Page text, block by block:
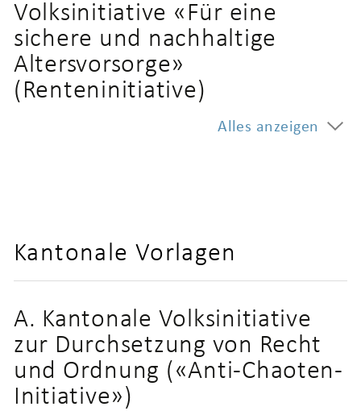
Volksinitiative «Für eine
sichere und nachhaltige
Altersvorsorge»
(Renteninitiative)
Alles anzeigen
Kantonale Vorlagen
A. Kantonale Volksinitiative
zur Durchsetzung von Recht
und Ordnung («Anti-Chaoten-
Initiative»)